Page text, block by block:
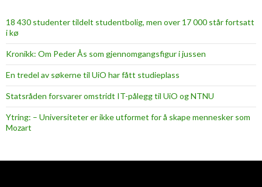
18 430 studenter tildelt studentbolig, men over 17 000 står fortsatt
i kø
Kronikk: Om Peder Ås som gjennomgangsfigur i jussen
En tredel av søkerne til UiO har fått studieplass
Statsråden forsvarer omstridt IT-pålegg til UiO og NTNU
Ytring: – Universiteter er ikke utformet for å skape mennesker som
Mozart